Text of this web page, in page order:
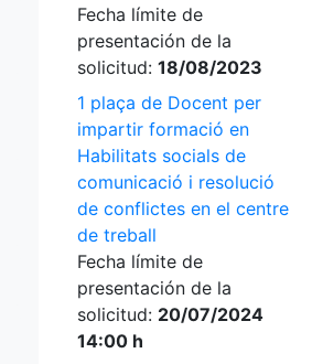
Fecha límite de
presentación de la
solicitud: 18/08/2023
1 plaça de Docent per
impartir formació en
Habilitats socials de
comunicació i resolució
de conflictes en el centre
de treball
Fecha límite de
presentación de la
solicitud: 20/07/2024
14:00 h